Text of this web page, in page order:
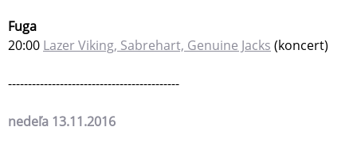
Fuga
20:00 Lazer Viking, Sabrehart, Genuine Jacks (koncert)
-------------------------------------------
nedeľa 13.11.2016